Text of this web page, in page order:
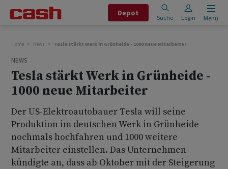
Depot
Suche Login Menu
Home News Tesla stärkt Werk in Grünheide - 1000 neue Mitarbeiter
NEWS
Tesla stärkt Werk in Grünheide -
1000 neue Mitarbeiter
Der US-Elektroautobauer Tesla will seine
Produktion im deutschen Werk in Grünheide
nochmals hochfahren und 1000 weitere
Mitarbeiter einstellen. Das Unternehmen
kündigte an, dass ab Oktober mit der Steigerung